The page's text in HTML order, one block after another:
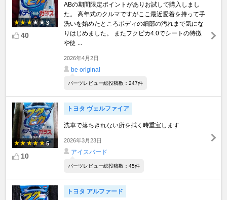
3
40
ABの期間限定ポイントがありお試しで購入しまし
た。 高年式のクルマですがここ最近愛着を持って手
洗いを始めたところボディの細部の汚れまで気にな
りはじめました。 またフクピカ4.0でシートの特徴
や使 ...
2026年4月2日
be original
パーツレビュー総投稿数：247件
5
10
トヨタ ヴェルファイア
洗車で落ちきれない所を拭く時重宝します
2026年3月23日
アイスバード
パーツレビュー総投稿数：45件
トヨタ アルファード